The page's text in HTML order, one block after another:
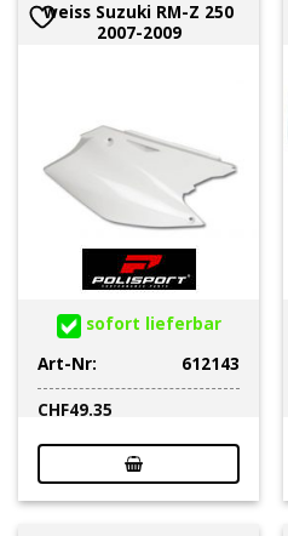
weiss Suzuki RM-Z 250
2007-2009
sofort lieferbar
Art-Nr:
612143
CHF49.35